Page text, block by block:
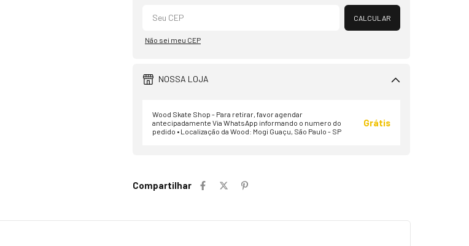
Alterar CEP
CALCULAR
Não sei meu CEP
NOSSA LOJA
Wood Skate Shop - Para retirar, favor agendar
antecipadamente Via WhatsApp informando o numero do
pedido • Localização da Wood: Mogi Guaçu, São Paulo - SP
Grátis
Compartilhar